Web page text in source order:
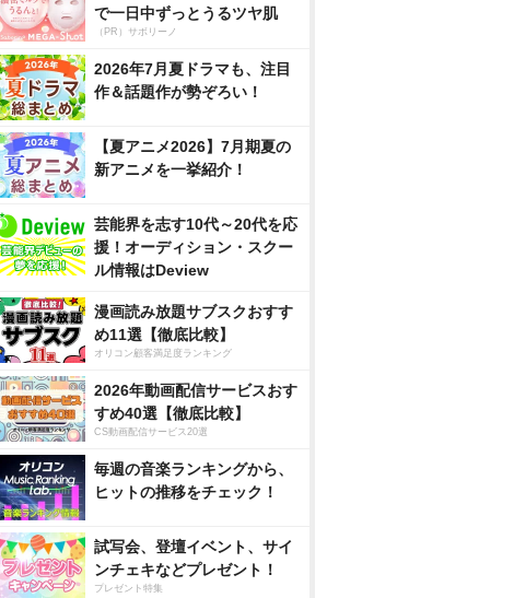
で一日中ずっとうるツヤ肌
（PR）サボリーノ
2026年7月夏ドラマも、注目
作＆話題作が勢ぞろい！
【夏アニメ2026】7月期夏の
新アニメを一挙紹介！
芸能界を志す10代～20代を応
援！オーディション・スクー
ル情報はDeview
漫画読み放題サブスクおすす
め11選【徹底比較】
オリコン顧客満足度ランキング
2026年動画配信サービスおす
すめ40選【徹底比較】
CS動画配信サービス20選
毎週の音楽ランキングから、
ヒットの推移をチェック！
試写会、登壇イベント、サイ
ンチェキなどプレゼント！
プレゼント特集